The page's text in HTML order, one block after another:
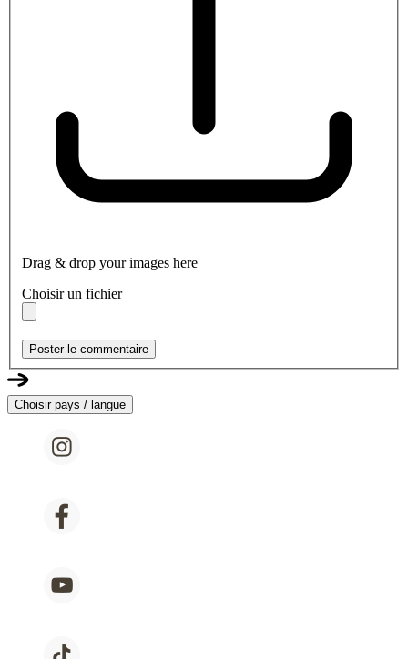
Drag & drop your images here
Choisir un fichier
Poster le commentaire
Choisir pays / langue